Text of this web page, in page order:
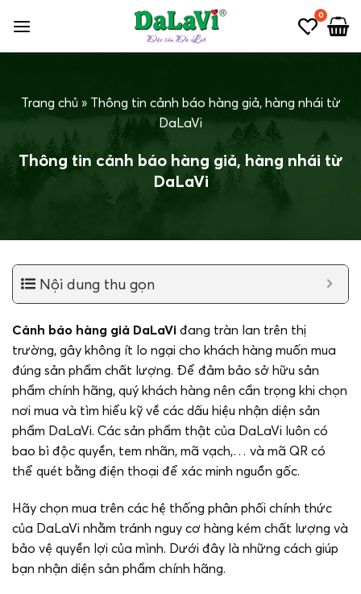
qua
nội
0
Trang chủ » Thông tin cảnh báo hàng giả, hàng nhái từ
DaLaVi
Thông tin cảnh báo hàng giả, hàng nhái từ
DaLaVi
Nội dung thu gọn
Cảnh báo hàng giả DaLaVi đang tràn lan trên thị
trường, gây không ít lo ngại cho khách hàng muốn mua
đúng sản phẩm chất lượng. Để đảm bảo sở hữu sản
phẩm chính hãng, quý khách hàng nên cẩn trọng khi chọn
nơi mua và tìm hiểu kỹ về các dấu hiệu nhận diện sản
phẩm DaLaVi. Các sản phẩm thật của DaLaVi luôn có
bao bì độc quyền, tem nhãn, mã vạch,… và mã QR có
thể quét bằng điện thoại để xác minh nguồn gốc.
Hãy chọn mua trên các hệ thống phân phối chính thức
của DaLaVi nhằm tránh nguy cơ hàng kém chất lượng và
bảo vệ quyền lợi của mình. Dưới đây là những cách giúp
bạn nhận diện sản phẩm chính hãng.